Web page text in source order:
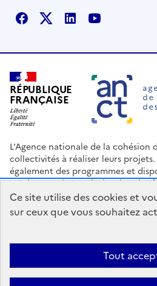
Ce site utilise des cookies et
sur ceux que vous souhaitez
Tout
Facebook
X LinkedinYoutube
RÉPUBLIQUE
FRANÇAISE
L'Agence nationale de la cohésion
collectivités à réaliser leurs
également des programmes et
soutiennent les territoires les plus
Espace Presse Logo
data.gouv.fr
Accessibilité : Partiellement conforme